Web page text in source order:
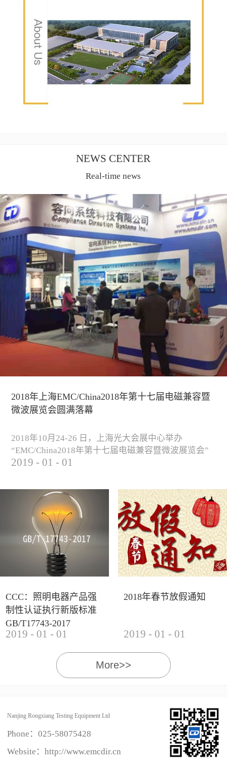
NEWS CENTER
Real-time news
2018年上海EMC/China2018年第十七届电磁兼容暨
微波展览会圆满落幕
2018年10月24-26 日，上海光大会展中心举办
“EMC/China2018年第十七届电磁兼容暨微波展览会”
圆满落幕。我公司与来自军工、汽车、科研院校、通
状与未来，并展出测试、整改等行业尖端设备，吸引
业内外人士参观驻足。展会期间我公司举办了《电磁
兼容测试和设计技术》技术讲座，本次讲座同时特邀
德国Langer公司资深工程师Lars Glaesser...
2019 - 01 - 01
CCC：照明电器产品强
制性认证执行新版标准
GB/T17743-2017
2019 - 01 - 01
2018年春节放假通知
2019 - 01 - 01
More>>
Nanjing Rongxiang Testing Equipment Ltd
Phone： 025-58075428
Website：http://www.emcdir.cn